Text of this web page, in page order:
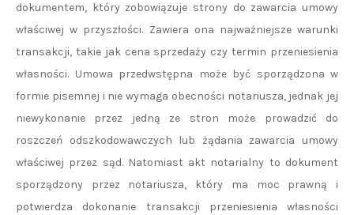
dokumentem, który zobowiązuje strony do zawarcia umowy
właściwej w przyszłości. Zawiera ona najważniejsze warunki
transakcji, takie jak cena sprzedaży czy termin przeniesienia
własności. Umowa przedwstępna może być sporządzona w
formie pisemnej i nie wymaga obecności notariusza, jednak jej
niewykonanie przez jedną ze stron może prowadzić do
roszczeń odszkodowawczych lub żądania zawarcia umowy
właściwej przez sąd. Natomiast akt notarialny to dokument
sporządzony przez notariusza, który ma moc prawną i
potwierdza dokonanie transakcji przeniesienia własności